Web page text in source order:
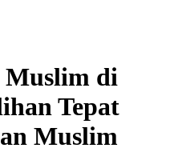
Muslim di
Tepat
Muslim